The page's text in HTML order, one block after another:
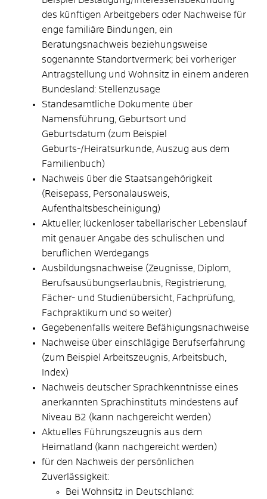
des künftigen Arbeitgebers oder Nachweise für
enge familiäre Bindungen, ein
Beratungsnachweis beziehungsweise
sogenannte Standortvermerk; bei vorheriger
Antragstellung und Wohnsitz in einem anderen
Bundesland: Stellenzusage
Standesamtliche Dokumente über
Namensführung, Geburtsort und
Geburtsdatum (zum Beispiel
Geburts-/Heiratsurkunde, Auszug aus dem
Familienbuch)
Nachweis über die Staatsangehörigkeit
(Reisepass, Personalausweis,
Aufenthaltsbescheinigung)
Aktueller, lückenloser tabellarischer Lebenslauf
mit genauer Angabe des schulischen und
beruflichen Werdegangs
Ausbildungsnachweise (Zeugnisse, Diplom,
Berufsausübungserlaubnis, Registrierung,
Fächer- und Studienübersicht, Fachprüfung,
Fachpraktikum und so weiter)
Gegebenenfalls weitere Befähigungsnachweise
Nachweise über einschlägige Berufserfahrung
(zum Beispiel Arbeitszeugnis, Arbeitsbuch,
Index)
Nachweis deutscher Sprachkenntnisse eines
anerkannten Sprachinstituts mindestens auf
Niveau B2 (kann nachgereicht werden)
Aktuelles Führungszeugnis aus dem
Heimatland (kann nachgereicht werden)
für den Nachweis der persönlichen
Zuverlässigkeit:
Bei Wohnsitz in Deutschland: